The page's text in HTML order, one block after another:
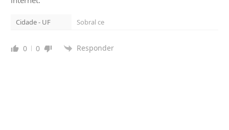
Cidade - UF Sobral ce
0 0 Responder